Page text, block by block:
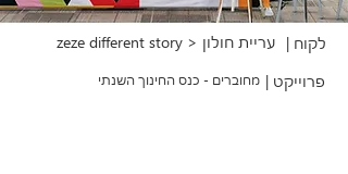
zeze different story > עריית חולון לקוח |
מחוברים - כנס החינוך השנתי פרוייקט |